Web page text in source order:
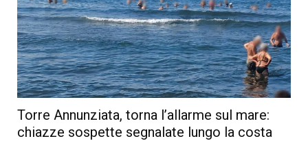
Torre Annunziata, torna l’allarme sul mare:
chiazze sospette segnalate lungo la costa